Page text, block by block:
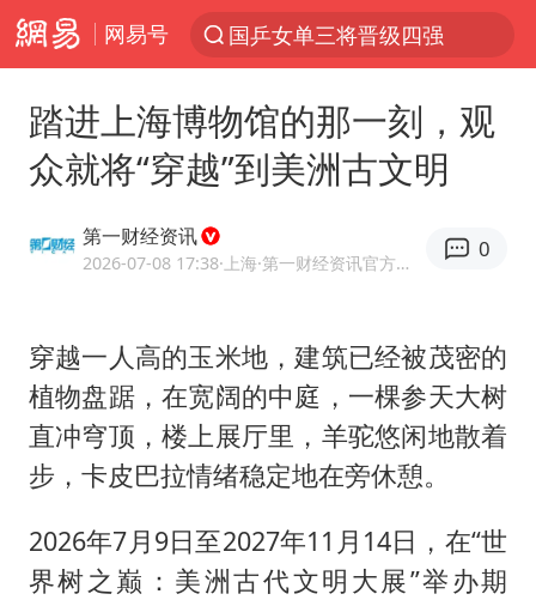
网易号
微信又有新功能，你可以“撤回”你的撤回了！
情侣平潭拍日出坠崖1死1伤
商场现钱学森巨幅海报 负责人回应
36岁男演员成景区NPC后人气爆棚
全民健身事业高质量发展
几元成本的AI广告导致千万市值蒸发
老挝国会主席赛宋蓬逝世
踏进上海博物馆的那一刻，观
众就将“穿越”到美洲古文明
第一财经资讯
2026-07-08 17:38·上海 ·第一财经资讯官方网易号
0
穿越一人高的玉米地，建筑已经被茂密的
植物盘踞，在宽阔的中庭，一棵参天大树
直冲穹顶，楼上展厅里，羊驼悠闲地散着
步，卡皮巴拉情绪稳定地在旁休憩。
2026年7月9日至2027年11月14日，在“世
界树之巅：美洲古代文明大展”举办期